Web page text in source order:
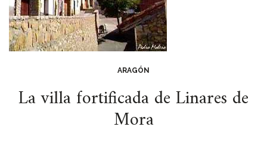
ARAGÓN
La villa fortificada de Linares de
Mora